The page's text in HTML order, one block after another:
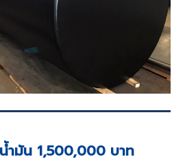
ำมัน 1,500,000 บาท